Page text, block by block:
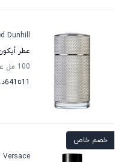
Dunhill
عطر
100 مل عطر
11تا 641
خصم خاص
Versace